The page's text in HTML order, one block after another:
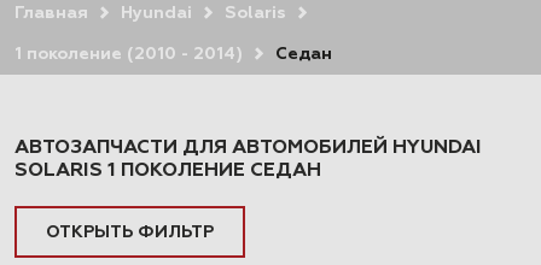
АВТОМОБИЛЯ
И АГРЕГАТАМ
Главная Hyundai Solaris
1 поколение (2010 - 2014) Седан
АВТОЗАПЧАСТИ ДЛЯ АВТОМОБИЛЕЙ HYUNDAI
SOLARIS 1 ПОКОЛЕНИЕ СЕДАН
ОТКРЫТЬ ФИЛЬТР